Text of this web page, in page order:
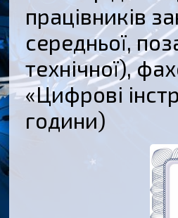
працівників
середньої,
технічної),
«Цифрові
години)